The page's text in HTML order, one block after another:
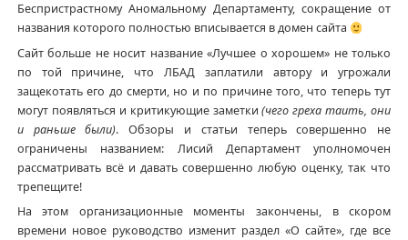
Беспристрастному Аномальному Департаменту, сокращение от
названия которого полностью вписывается в домен сайта
Сайт больше не носит название «Лучшее о хорошем» не только
по той причине, что ЛБАД заплатили автору и угрожали
защекотать его до смерти, но и по причине того, что теперь тут
могут появляться и критикующие заметки(чего греха таить, они
и раньше были). Обзоры и статьи теперь совершенно не
ограничены названием: Лисий Департамент уполномочен
рассматривать всё и давать совершенно любую оценку, так что
трепещите!
На этом организационные моменты закончены, в скором
времени новое руководство изменит раздел «О сайте», где все